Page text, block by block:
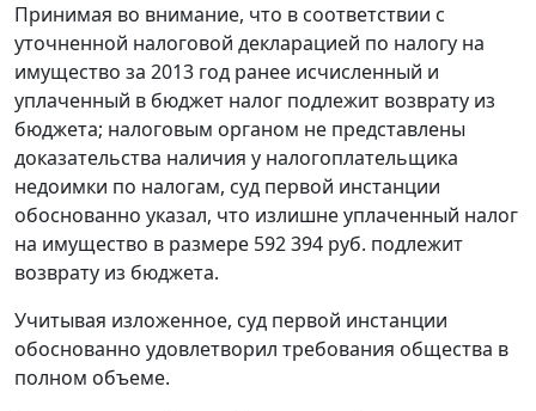
Принимая во внимание, что в соответствии с
уточненной налоговой декларацией по налогу на
имущество за 2013 год ранее исчисленный и
уплаченный в бюджет налог подлежит возврату из
бюджета; налоговым органом не представлены
доказательства наличия у налогоплательщика
недоимки по налогам, суд первой инстанции
обоснованно указал, что излишне уплаченный налог
на имущество в размере 592 394 руб. подлежит
возврату из бюджета.
Учитывая изложенное, суд первой инстанции
обоснованно удовлетворил требования общества в
полном объеме.